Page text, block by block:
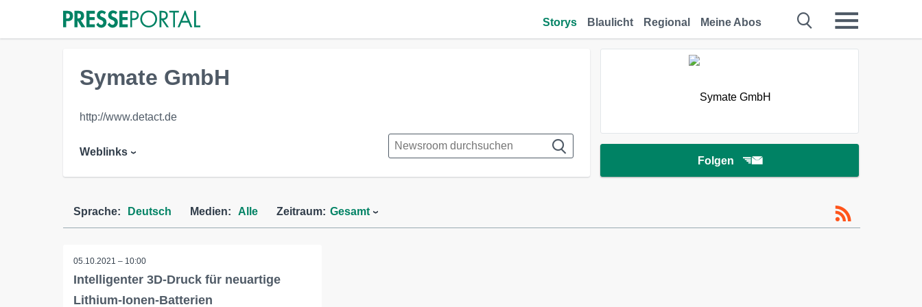
Storys Blaulicht Regional Meine Abos
Folgen
Symate GmbH
http://www.detact.de
Weblinks
Sprache: Deutsch Medien: Alle Zeitraum: Gesamt
05.10.2021 – 10:00
Intelligenter 3D-Druck für neuartige
Lithium-Ionen-Batterien